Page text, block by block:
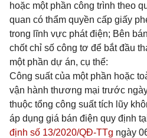
hoặc một phần công trình theo
quan có thẩm quyền cấp giấy
trong lĩnh vực phát điện; Bên
chốt chỉ số công tơ để bắt đầu
một phần dự án, cụ thể:
Công suất của một phần hoặc
vận hành thương mại trước
thuộc tổng công suất tích lũy
áp dụng giá bán điện quy định
định số 13/2020/QĐ-TTg ngày